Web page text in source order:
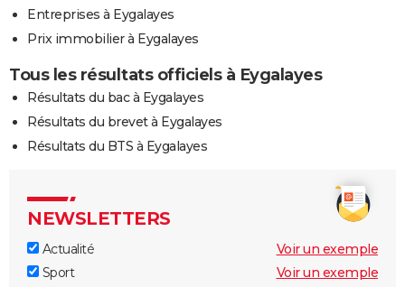
Entreprises à Eygalayes
Prix immobilier à Eygalayes
Tous les résultats officiels à Eygalayes
Résultats du bac à Eygalayes
Résultats du brevet à Eygalayes
Résultats du BTS à Eygalayes
NEWSLETTERS
Actualité
Voir un exemple
Sport
Voir un exemple